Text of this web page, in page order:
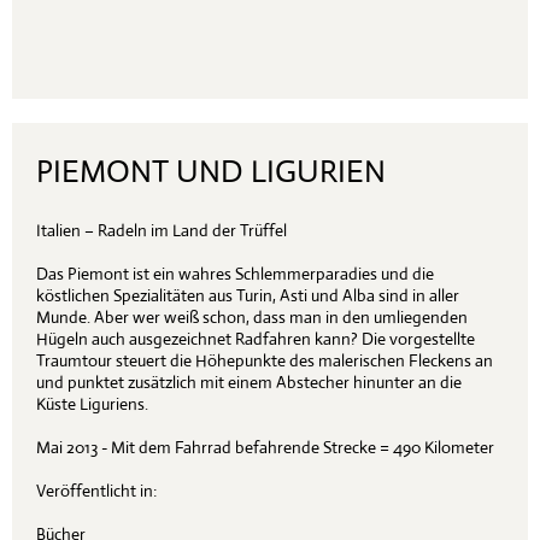
PIEMONT UND LIGURIEN
Italien – Radeln im Land der Trüffel
Das Piemont ist ein wahres Schlemmerparadies und die
köstlichen Spezialitäten aus Turin, Asti und Alba sind in aller
Munde. Aber wer weiß schon, dass man in den umliegenden
Hügeln auch ausgezeichnet Radfahren kann? Die vorgestellte
Traumtour steuert die Höhepunkte des malerischen Fleckens an
und punktet zusätzlich mit einem Abstecher hinunter an die
Küste Liguriens.
Mai 2013 - Mit dem Fahrrad befahrende Strecke = 490 Kilometer
Veröffentlicht in:
Bücher